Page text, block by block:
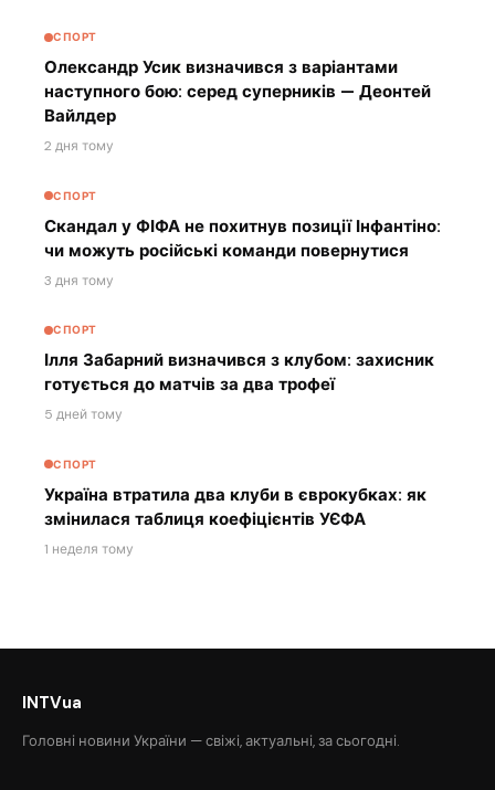
СПОРТ
Олександр Усик визначився з варіантами
наступного бою: серед суперників — Деонтей
Вайлдер
2 дня тому
СПОРТ
Скандал у ФІФА не похитнув позиції Інфантіно:
чи можуть російські команди повернутися
3 дня тому
СПОРТ
Ілля Забарний визначився з клубом: захисник
готується до матчів за два трофеї
5 дней тому
СПОРТ
Україна втратила два клуби в єврокубках: як
змінилася таблиця коефіцієнтів УЄФА
1 неделя тому
INTVua
Головні новини України — свіжі, актуальні, за сьогодні.